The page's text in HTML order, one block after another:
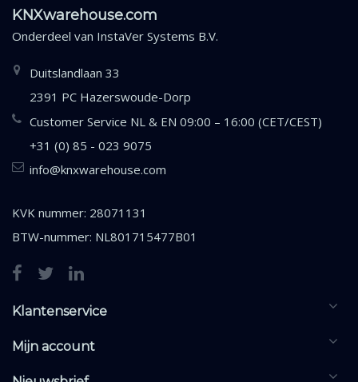
KNXwarehouse.com
Onderdeel van InstaVer Systems B.V.
Duitslandlaan 33
2391 PC Hazerswoude-Dorp
Customer Service NL & EN 09:00 – 16:00 (CET/CEST)
+31 (0) 85 - 023 9075
info@knxwarehouse.com
KVK nummer: 28071131
BTW-nummer: NL801715477B01
Klantenservice
Mijn account